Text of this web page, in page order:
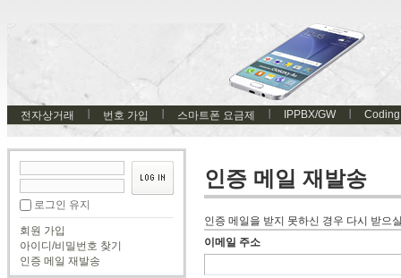
전자상거래 번호 가입 스마트폰 요금제 IPPBX/GW Coding
로그인 유지
회원 가입
아이디/비밀번호 찾기
인증 메일 재발송
인증 메일 재발송
인증 메일을 받지 못하신 경우 다시 받으
이메일 주소